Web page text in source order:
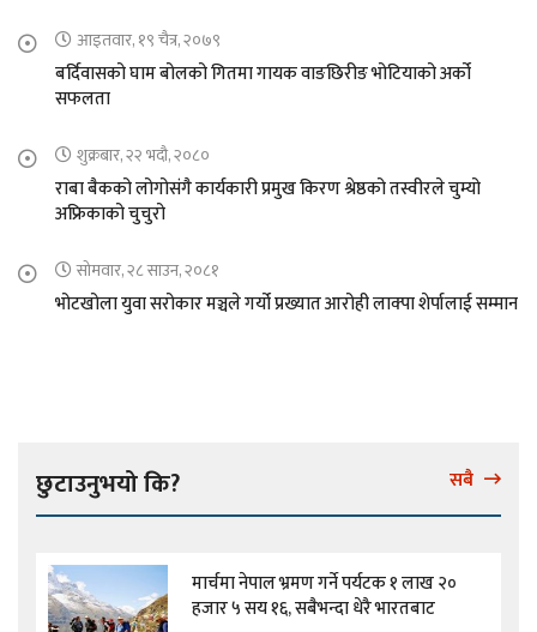
आइतवार, १९ चैत्र, २०७९
बर्दिवासको घाम बोलको गितमा गायक वाङछिरीङ भोटियाको अर्को
सफलता
शुक्रबार, २२ भदौ, २०८०
राबा बैकको लोगोसंगै कार्यकारी प्रमुख किरण श्रेष्ठको तस्वीरले चुम्यो
अफ्रिकाको चुचुरो
सोमवार, २८ साउन, २०८१
भोटखोला युवा सरोकार मञ्चले गर्यो प्रख्यात आरोही लाक्पा शेर्पालाई सम्मान
छुटाउनुभयो कि? सबै
मार्चमा नेपाल भ्रमण गर्ने पर्यटक १ लाख २०
हजार ५ सय १६, सबैभन्दा धेरै भारतबाट